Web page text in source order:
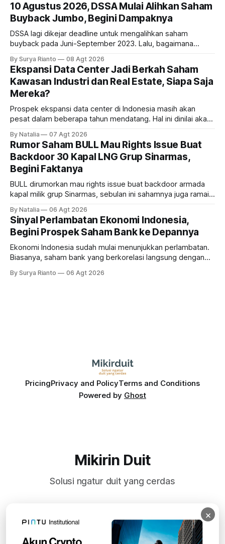
10 Agustus 2026, DSSA Mulai Alihkan Saham
Buyback Jumbo, Begini Dampaknya
DSSA lagi dikejar deadline untuk mengalihkan saham
buyback pada Juni-September 2023. Lalu, bagaimana
By Surya Rianto 08 Agt 2026
Ekspansi Data Center Jadi Berkah Saham
Kawasan Industri dan Real Estate, Siapa Saja
Mereka?
Prospek ekspansi data center di Indonesia masih akan
pesat dalam beberapa tahun mendatang. Hal ini dinilai akan
estate, ada siapa saja mereka?
By Natalia 07 Agt 2026
Rumor Saham BULL Mau Rights Issue Buat
Backdoor 30 Kapal LNG Grup Sinarmas,
Begini Faktanya
BULL dirumorkan mau rights issue buat backdoor armada
kapal milik grup Sinarmas, sebulan ini sahamnya juga ramai
masih menarik dilirik?
By Natalia 06 Agt 2026
Sinyal Perlambatan Ekonomi Indonesia,
Begini Prospek Saham Bank ke Depannya
Ekonomi Indonesia sudah mulai menunjukkan perlambatan.
Biasanya, saham bank yang berkorelasi langsung dengan
bank ke depannya?
By Surya Rianto 06 Agt 2026
PricingPrivacy and PolicyTerms and Conditions
Powered by Ghost
Mikirin Duit
Solusi ngatur duit yang cerdas
Subscribe
×